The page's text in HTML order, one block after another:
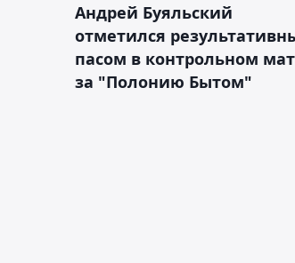
Андрей Буяльский
отметился
пасом в контрольном
за "Полонию Бытом"